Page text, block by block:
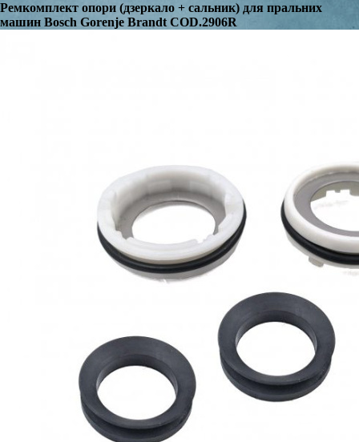
Ремкомплект опори (дзеркало + сальник) для пральних
машин Bosch Gorenje Brandt COD.2906R